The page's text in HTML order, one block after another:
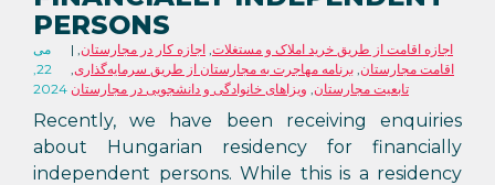
PERSONS
می
22,
2024
اجازه اقامت از طریق خرید املاک و مستغلات, اجازه کار در مجارستان,
اقامت مجارستان, برنامه مهاجرت به مجارستان از طریق سرمایه‌گذاری,
تابعیت مجارستان, ویزاهای خانوادگی و دانشجویی در مجارستان
Recently, we have been receiving enquiries
about Hungarian residency for financially
independent persons. While this is a residency